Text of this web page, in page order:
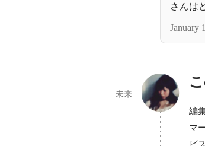
さんは
January
未来
編
マ
ビ